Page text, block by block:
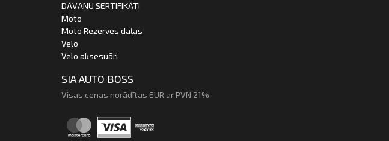
DĀVANU SERTIFIKĀTI
Moto
Moto Rezerves daļas
Velo
Velo aksesuāri
SIA AUTO BOSS
Visas cenas norādītas EUR ar PVN 21%